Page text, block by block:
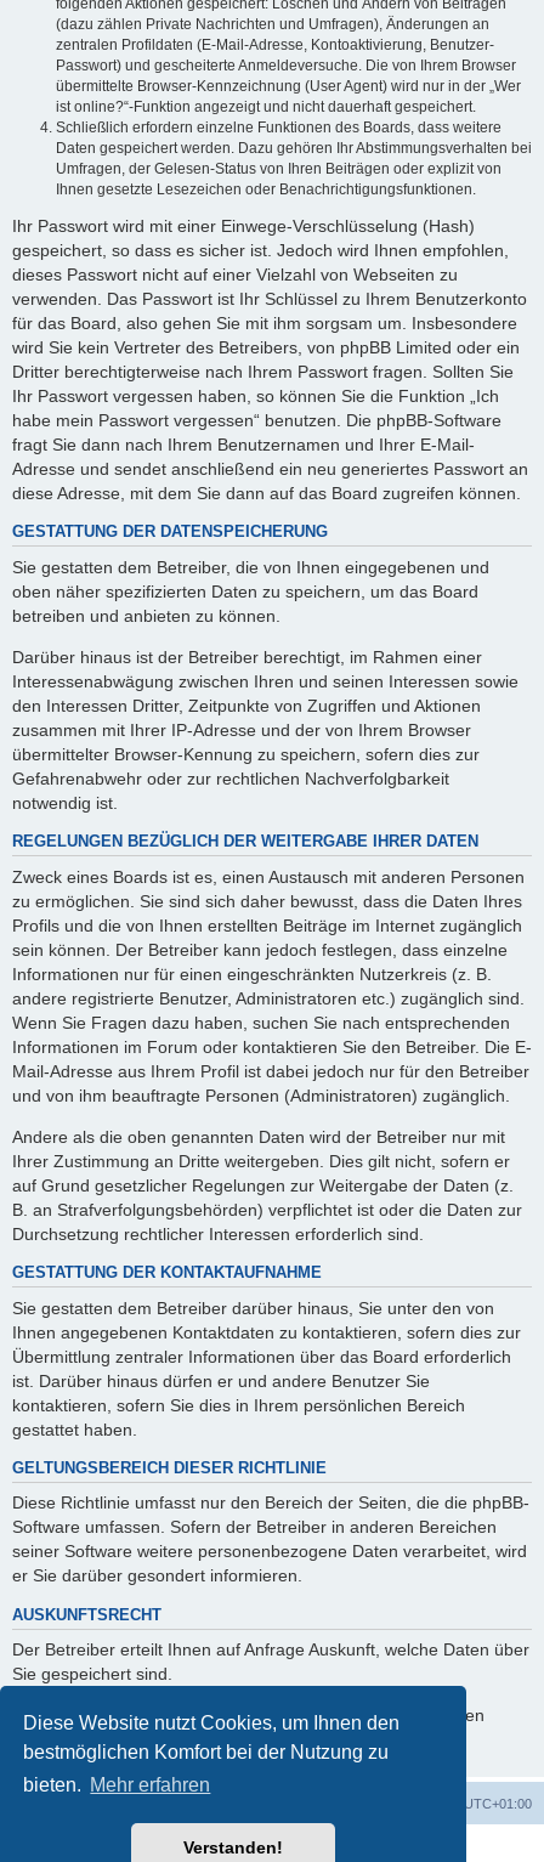
Diese Website nutzt Cookies, um Ihnen den
bestmöglichen Komfort bei der Nutzung zu
bieten. Mehr erfahren
Verstanden!
folgenden Aktionen gespeichert: Löschen und Ändern von Beiträgen
(dazu zählen Private Nachrichten und Umfragen), Änderungen an
zentralen Profildaten (E-Mail-Adresse, Kontoaktivierung, Benutzer-
Passwort) und gescheiterte Anmeldeversuche. Die von Ihrem Browser
übermittelte Browser-Kennzeichnung (User Agent) wird nur in der „Wer
ist online?“-Funktion angezeigt und nicht dauerhaft gespeichert.
Schließlich erfordern einzelne Funktionen des Boards, dass weitere
Daten gespeichert werden. Dazu gehören Ihr Abstimmungsverhalten bei
Umfragen, der Gelesen-Status von Ihren Beiträgen oder explizit von
Ihnen gesetzte Lesezeichen oder Benachrichtigungsfunktionen.
Ihr Passwort wird mit einer Einwege-Verschlüsselung (Hash)
gespeichert, so dass es sicher ist. Jedoch wird Ihnen empfohlen,
dieses Passwort nicht auf einer Vielzahl von Webseiten zu
verwenden. Das Passwort ist Ihr Schlüssel zu Ihrem Benutzerkonto
für das Board, also gehen Sie mit ihm sorgsam um. Insbesondere
wird Sie kein Vertreter des Betreibers, von phpBB Limited oder ein
Dritter berechtigterweise nach Ihrem Passwort fragen. Sollten Sie
Ihr Passwort vergessen haben, so können Sie die Funktion „Ich
habe mein Passwort vergessen“ benutzen. Die phpBB-Software
fragt Sie dann nach Ihrem Benutzernamen und Ihrer E-Mail-
Adresse und sendet anschließend ein neu generiertes Passwort an
diese Adresse, mit dem Sie dann auf das Board zugreifen können.
GESTATTUNG DER DATENSPEICHERUNG
Sie gestatten dem Betreiber, die von Ihnen eingegebenen und
oben näher spezifizierten Daten zu speichern, um das Board
betreiben und anbieten zu können.
Darüber hinaus ist der Betreiber berechtigt, im Rahmen einer
Interessenabwägung zwischen Ihren und seinen Interessen sowie
den Interessen Dritter, Zeitpunkte von Zugriffen und Aktionen
zusammen mit Ihrer IP-Adresse und der von Ihrem Browser
übermittelter Browser-Kennung zu speichern, sofern dies zur
Gefahrenabwehr oder zur rechtlichen Nachverfolgbarkeit
notwendig ist.
REGELUNGEN BEZÜGLICH DER WEITERGABE IHRER DATEN
Zweck eines Boards ist es, einen Austausch mit anderen Personen
zu ermöglichen. Sie sind sich daher bewusst, dass die Daten Ihres
Profils und die von Ihnen erstellten Beiträge im Internet zugänglich
sein können. Der Betreiber kann jedoch festlegen, dass einzelne
Informationen nur für einen eingeschränkten Nutzerkreis (z. B.
andere registrierte Benutzer, Administratoren etc.) zugänglich sind.
Wenn Sie Fragen dazu haben, suchen Sie nach entsprechenden
Informationen im Forum oder kontaktieren Sie den Betreiber. Die E-
Mail-Adresse aus Ihrem Profil ist dabei jedoch nur für den Betreiber
und von ihm beauftragte Personen (Administratoren) zugänglich.
Andere als die oben genannten Daten wird der Betreiber nur mit
Ihrer Zustimmung an Dritte weitergeben. Dies gilt nicht, sofern er
auf Grund gesetzlicher Regelungen zur Weitergabe der Daten (z.
B. an Strafverfolgungsbehörden) verpflichtet ist oder die Daten zur
Durchsetzung rechtlicher Interessen erforderlich sind.
GESTATTUNG DER KONTAKTAUFNAHME
Sie gestatten dem Betreiber darüber hinaus, Sie unter den von
Ihnen angegebenen Kontaktdaten zu kontaktieren, sofern dies zur
Übermittlung zentraler Informationen über das Board erforderlich
ist. Darüber hinaus dürfen er und andere Benutzer Sie
kontaktieren, sofern Sie dies in Ihrem persönlichen Bereich
gestattet haben.
GELTUNGSBEREICH DIESER RICHTLINIE
Diese Richtlinie umfasst nur den Bereich der Seiten, die die phpBB-
Software umfassen. Sofern der Betreiber in anderen Bereichen
seiner Software weitere personenbezogene Daten verarbeitet, wird
er Sie darüber gesondert informieren.
AUSKUNFTSRECHT
Der Betreiber erteilt Ihnen auf Anfrage Auskunft, welche Daten über
Sie gespeichert sind.
Sie können jederzeit die Löschung bzw. Sperrung Ihrer Daten
verlangen. Kontaktieren Sie hierzu bitte den Betreiber.
UTC+01:00
Powered byphpBB® Forum Software © phpBB Limited